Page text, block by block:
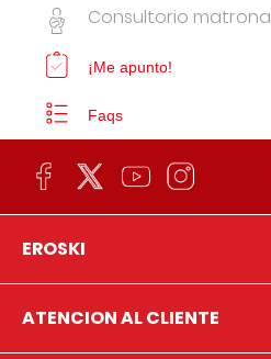
Consultorio matrona
¡Me apunto!
Faqs
EROSKI
ATENCION AL CLIENTE